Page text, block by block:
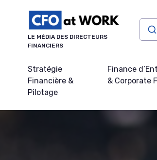
LE MÉDIA DES DIRECTEURS
FINANCIERS
Stratégie
Financière &
Pilotage
Finance
& Corporate